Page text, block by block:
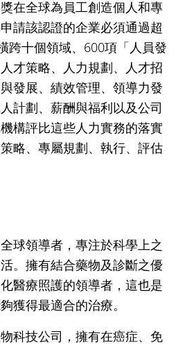
在全球為員工創造個人和專
請該認證的企業必須通過超
跨十個領域、600項「人員發
才策略、人力規劃、人才招
發展、績效管理、領導力發
計劃、薪酬與福利以及公司
構評比這些人力實務的落實
略、專屬規劃、執行、評估
球領導者，專注於科學上之
。擁有結合藥物及診斷之優
醫療照護的領導者，這也是
獲得最適合的治療。
科技公司，擁有在癌症、免